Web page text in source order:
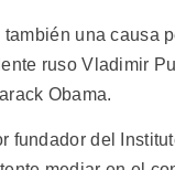
una causa
ruso Vladimir
Obama.
fundador del